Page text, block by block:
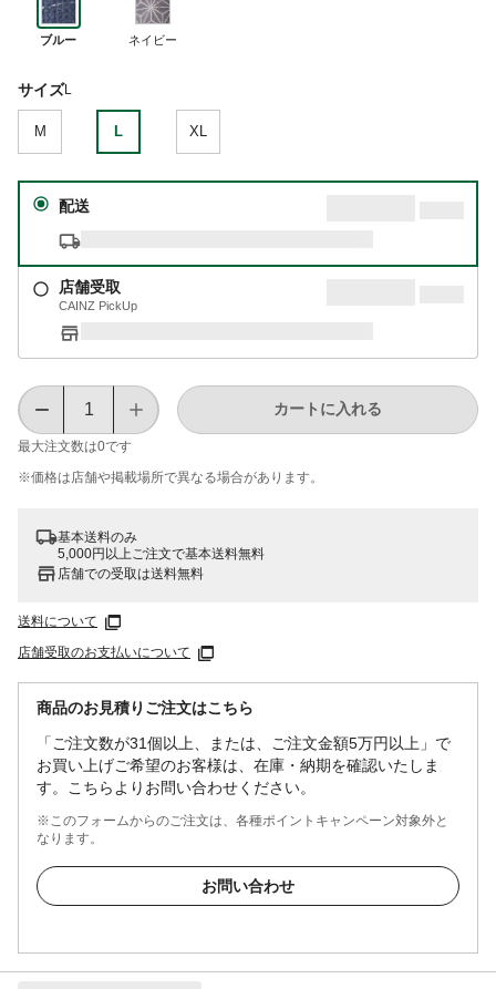
ブルー ネイビー
サイズL
M L XL
配送
店舗受取
CAINZ PickUp
最大注文数は0です
カートに入れる
※価格は​店舗や​掲載場所で​異なる​場合が​あります。
基本送料のみ
5,000円以上ご注文で基本送料無料
店舗での受取は送料無料
送料について
店舗受取のお支払いについて
商品のお見積りご注文はこちら
「ご注文数が31個以上、または、ご注文金額5万円以上」で
お買い上げご希望のお客様は、在庫・納期を確認いたしま
す。こちらよりお問い合わせください。
※このフォームからのご注文は、各種ポイントキャンペーン対象外と
なります。
お問い合わせ